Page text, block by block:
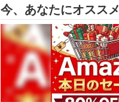
今、あなたにオススメ